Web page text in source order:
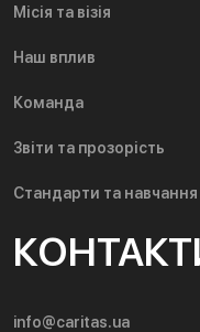
Місія та візія
Наш вплив
Команда
Звіти та прозорість
Стандарти та навчання
info@caritas.ua